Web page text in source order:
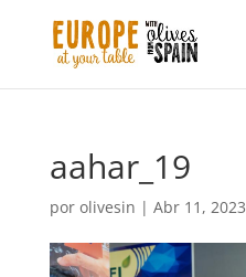
aahar_19
por olivesin | Abr 11, 2023